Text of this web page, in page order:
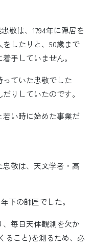
敬は、1794年に隠居を
したりと、50歳まで
手していません。
ていた忠敬でした
りしていたのです。
い時に始めた事業だ
敬は、天文学者・高
下の師匠でした。
毎日天体観測を欠か
ること)を測るため、必